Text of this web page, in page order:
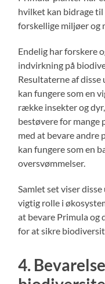
hvilket kan bidrage
forskellige miljøer og
Endelig har forskere
indvirkning på
Resultaterne af
kan fungere som en
række insekter og
bestøvere for mange
med at bevare andre
kan fungere som en
oversvømmelser.
Samlet set viser
vigtig rolle i
at bevare Primula og
for at sikre
4.